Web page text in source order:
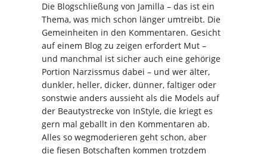
Die Blogschließung von Jamilla – das ist ein
Thema, was mich schon länger umtreibt. Die
Gemeinheiten in den Kommentaren. Gesicht
auf einem Blog zu zeigen erfordert Mut –
und manchmal ist sicher auch eine gehörige
Portion Narzissmus dabei – und wer älter,
dunkler, heller, dicker, dünner, faltiger oder
sonstwie anders aussieht als die Models auf
der Beautystrecke von InStyle, die kriegt es
gern mal geballt in den Kommentaren ab.
Alles so wegmoderieren geht schon, aber
die fiesen Botschaften kommen trotzdem